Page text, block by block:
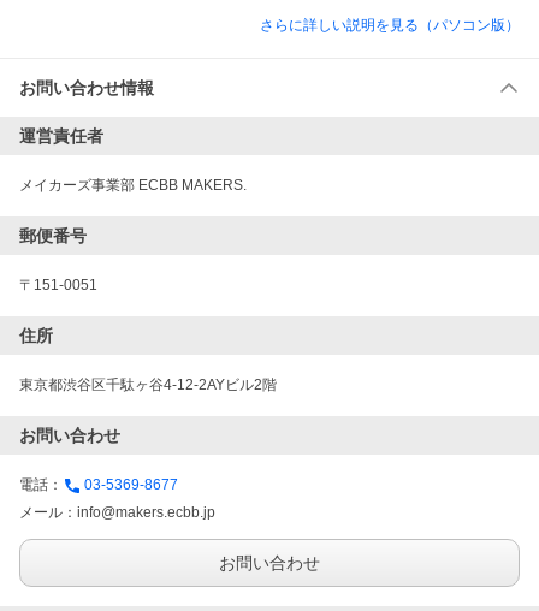
さらに詳しい説明を見る（パソコン版）
お問い合わせ情報
運営責任者
メイカーズ事業部 ECBB MAKERS.
郵便番号
〒151-0051
住所
東京都渋谷区千駄ヶ谷4-12-2AYビル2階
お問い合わせ
電話：
03-5369-8677
メール： info@makers.ecbb.jp
お問い合わせ